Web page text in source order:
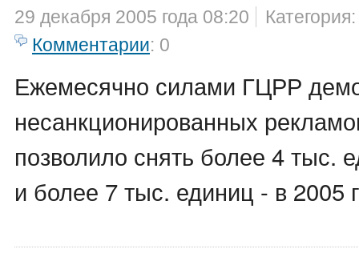
29 декабря 2005 года 08:20
Комментарии: 0
Ежемесячно силами ГЦРР
несанкционированных
позволило снять более 4 тыс.
и более 7 тыс. единиц - в 2005